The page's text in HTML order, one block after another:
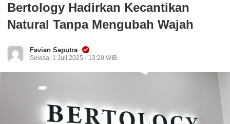
Bertology Hadirkan Kecantikan
Natural Tanpa Mengubah Wajah
Favian Saputra
Selasa, 1 Juli 2025 - 13:20 WIB